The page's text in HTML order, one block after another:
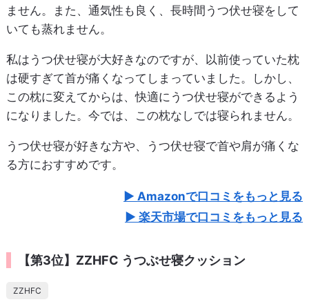
ません。また、通気性も良く、長時間うつ伏せ寝をして
いても蒸れません。
私はうつ伏せ寝が大好きなのですが、以前使っていた枕
は硬すぎて首が痛くなってしまっていました。しかし、
この枕に変えてからは、快適にうつ伏せ寝ができるよう
になりました。今では、この枕なしでは寝られません。
うつ伏せ寝が好きな方や、うつ伏せ寝で首や肩が痛くな
る方におすすめです。
Amazonで口コミをもっと見る
楽天市場で口コミをもっと見る
【第3位】ZZHFC うつぶせ寝クッション
ZZHFC